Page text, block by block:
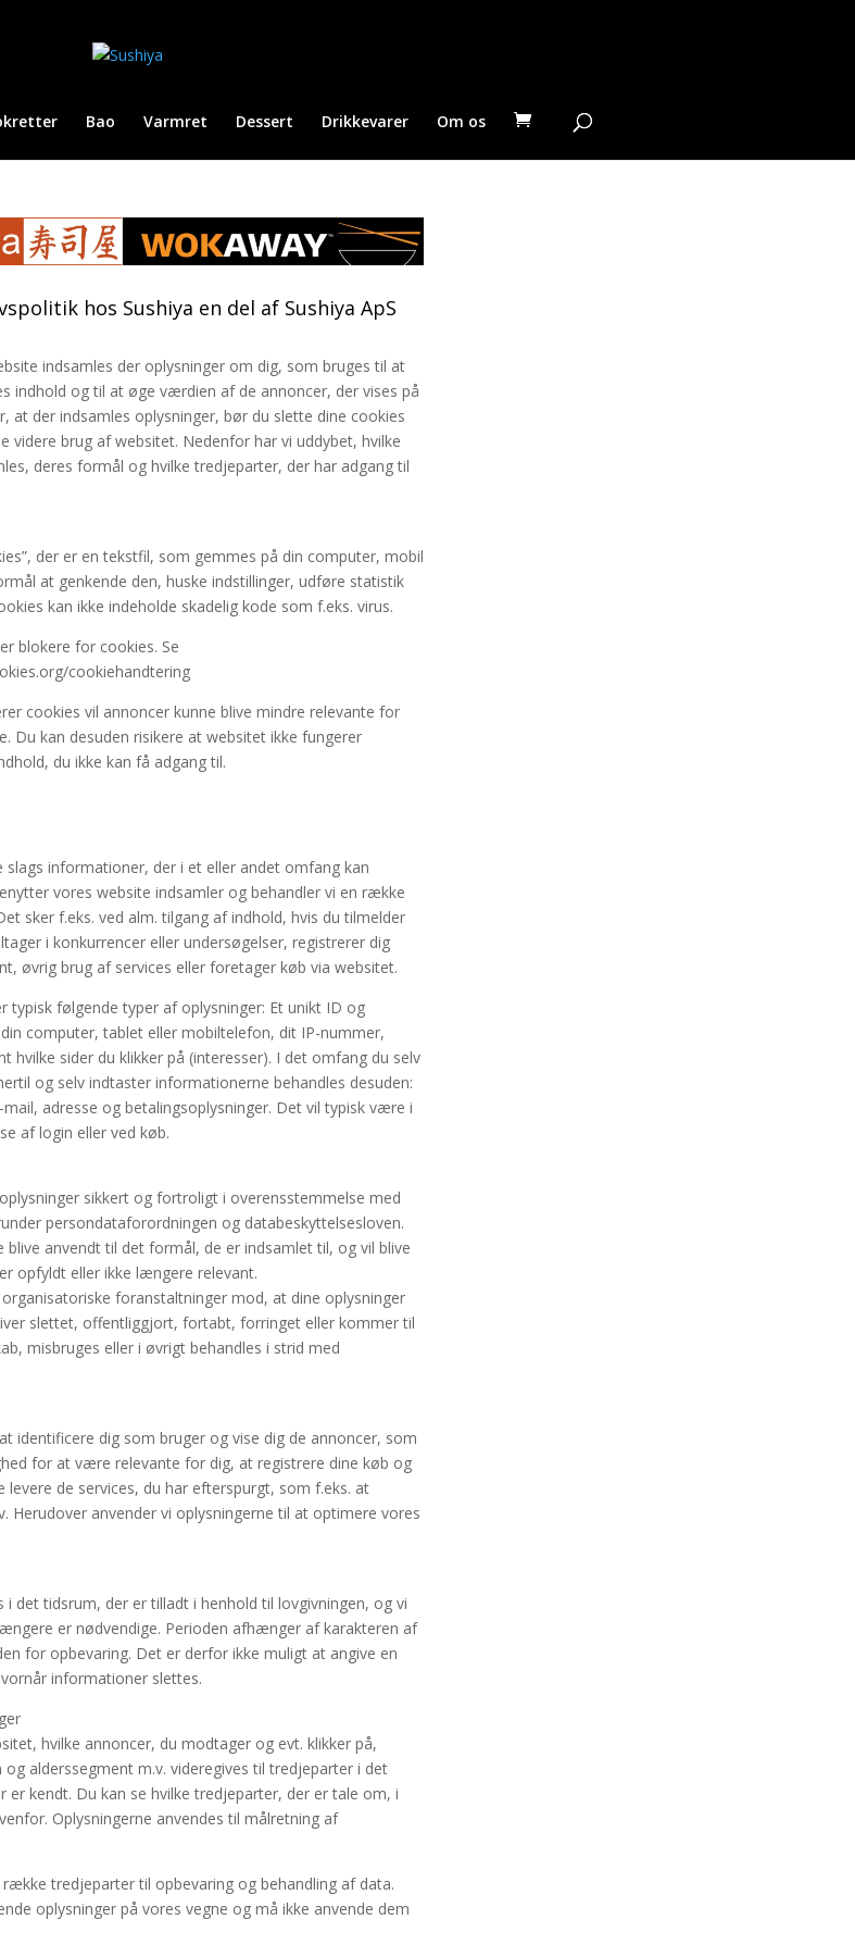
Bao Varmret Dessert Drikkevarer Om os
hos Sushiya en del af Sushiya ApS
indsamles der oplysninger om dig, som bruges til at
indhold og til at øge værdien af de annoncer, der vises på
at der indsamles oplysninger, bør du slette dine cookies
videre brug af websitet. Nedenfor har vi uddybet, hvilke
deres formål og hvilke tredjeparter, der har adgang til
der er en tekstfil, som gemmes på din computer, mobil
at genkende den, huske indstillinger, udføre statistik
kan ikke indeholde skadelig kode som f.eks. virus.
blokere for cookies. Se
cookiehandtering
cookies vil annoncer kunne blive mindre relevante for
Du kan desuden risikere at websitet ikke fungerer
du ikke kan få adgang til.
slags informationer, der i et eller andet omfang kan
vores website indsamler og behandler vi en række
sker f.eks. ved alm. tilgang af indhold, hvis du tilmelder
i konkurrencer eller undersøgelser, registrerer dig
øvrig brug af services eller foretager køb via websitet.
typisk følgende typer af oplysninger: Et unikt ID og
computer, tablet eller mobiltelefon, dit IP-nummer,
hvilke sider du klikker på (interesser). I det omfang du selv
og selv indtaster informationerne behandles desuden:
adresse og betalingsoplysninger. Det vil typisk være i
af login eller ved køb.
sikkert og fortroligt i overensstemmelse med
persondataforordningen og databeskyttelsesloven.
blive anvendt til det formål, de er indsamlet til, og vil blive
opfyldt eller ikke længere relevant.
foranstaltninger mod, at dine oplysninger
slettet, offentliggjort, fortabt, forringet eller kommer til
misbruges eller i øvrigt behandles i strid med
identificere dig som bruger og vise dig de annoncer, som
for at være relevante for dig, at registrere dine køb og
levere de services, du har efterspurgt, som f.eks. at
Herudover anvender vi oplysningerne til at optimere vores
i det tidsrum, der er tilladt i henhold til lovgivningen, og vi
er nødvendige. Perioden afhænger af karakteren af
for opbevaring. Det er derfor ikke muligt at angive en
informationer slettes.
hvilke annoncer, du modtager og evt. klikker på,
og alderssegment m.v. videregives til tredjeparter i det
er kendt. Du kan se hvilke tredjeparter, der er tale om, i
Oplysningerne anvendes til målretning af
tredjeparter til opbevaring og behandling af data.
oplysninger på vores vegne og må ikke anvende dem